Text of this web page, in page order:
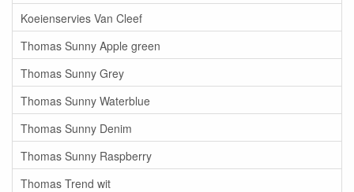
Koeienservies Van Cleef
Thomas Sunny Apple green
Thomas Sunny Grey
Thomas Sunny Waterblue
Thomas Sunny Denim
Thomas Sunny Raspberry
Thomas Trend wit